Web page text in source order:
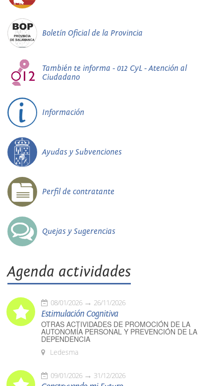
Boletín Oficial de la Provincia
También te informa - 012 CyL - Atención al
Ciudadano
Información
Ayudas y Subvenciones
Perfil de contratante
Quejas y Sugerencias
Agenda actividades
08/01/2026 26/11/2026
Estimulación Cognitiva
OTRAS ACTIVIDADES DE PROMOCIÓN DE LA
AUTONOMÍA PERSONAL Y PREVENCIÓN DE LA
DEPENDENCIA
Ledesma
09/01/2026 31/12/2026